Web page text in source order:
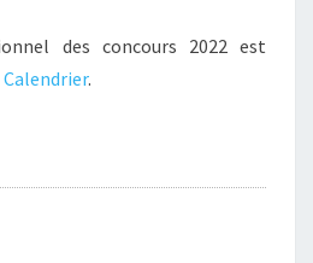
des concours 2022 est
Calendrier.